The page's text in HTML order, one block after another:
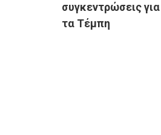
συγκεντρώσεις για
τα Τέμπη